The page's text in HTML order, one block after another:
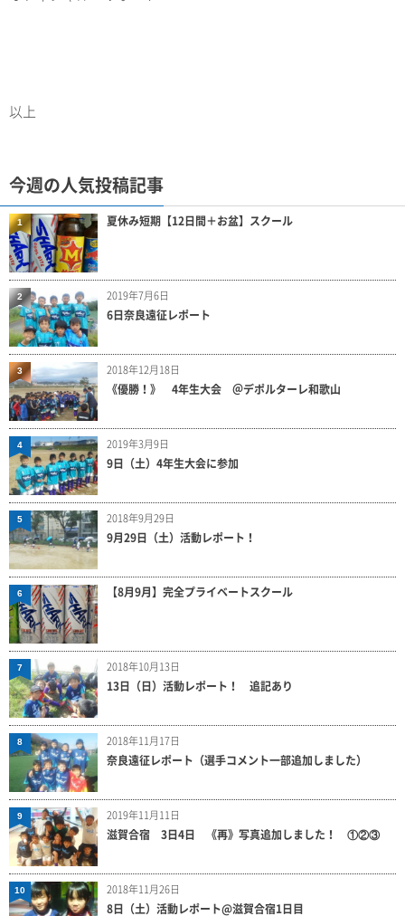
以上
今週の人気投稿記事
夏休み短期【12日間＋お盆】スクール
1
2019年7月6日
6日奈良遠征レポート
2
2018年12月18日
《優勝！》 4年生大会 ＠デポルターレ和歌山
3
2019年3月9日
9日（土）4年生大会に参加
4
2018年9月29日
9月29日（土）活動レポート！
5
【8月9月】完全プライベートスクール
6
2018年10月13日
13日（日）活動レポート！ 追記あり
7
2018年11月17日
奈良遠征レポート（選手コメント一部追加しました）
8
2019年11月11日
滋賀合宿 3日4日 《再》写真追加しました！ ①②③
9
2018年11月26日
8日（土）活動レポート@滋賀合宿1日目
10